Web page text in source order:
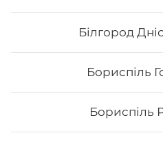
Білгород
Бориспіль
Бориспіль
Каліфорнія